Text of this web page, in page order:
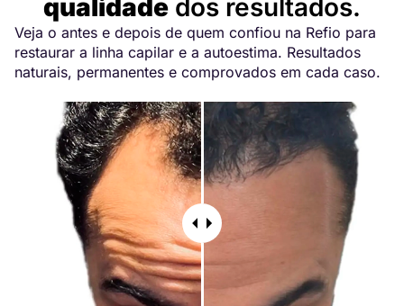
qualidade dos resultados.
Veja o antes e depois de quem confiou na Refio para
restaurar a linha capilar e a autoestima. Resultados
naturais, permanentes e comprovados em cada caso.